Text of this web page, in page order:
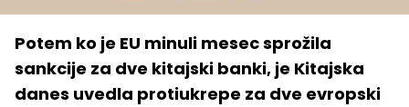
Potem ko je EU minuli mesec sprožila
sankcije za dve kitajski banki, je Kitajska
danes uvedla protiukrepe za dve evropski